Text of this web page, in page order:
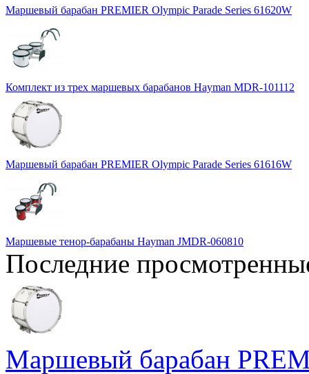
Маршевый барабан PREMIER Olympic Parade Series 61620W
Комплект из трех маршевых барабанов Hayman MDR-101112
Маршевый барабан PREMIER Olympic Parade Series 61616W
Маршевые тенор-барабаны Hayman JMDR-060810
Последние
Маршевый барабан